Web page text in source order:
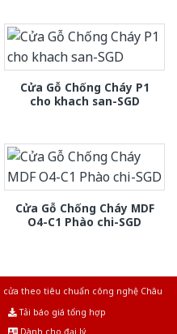
Cửa Gỗ Chống Cháy P1
cho khach san-SGD
Cửa Gỗ Chống Cháy MDF
O4-C1 Phào chi-SGD
theo tiêu chuẩn công nghệ Châu
Tải báo giá tổng hợp
Dành cho đại lý